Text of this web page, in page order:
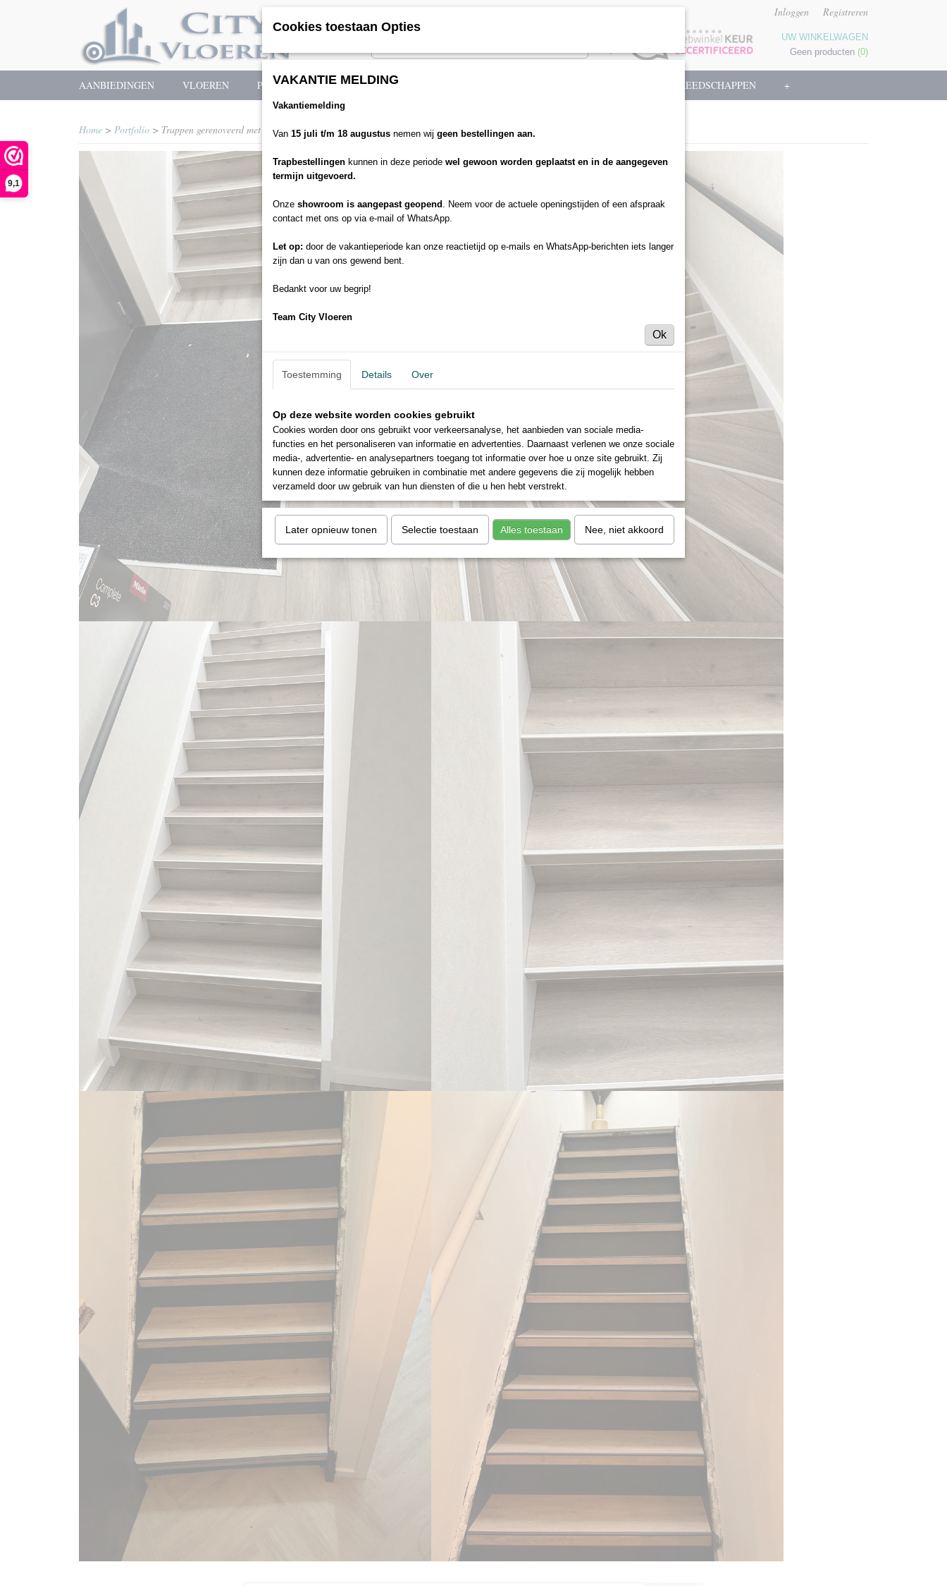
9,1
Inloggen Registreren
UW WINKELWAGEN
Geen producten (0)
AANBIEDINGEN VLOEREN PLINTEN & PROFIELEN TRAP BEKLEDING GEREEDSCHAPPEN +
Home > Portfolio > Trappen gerenoveerd met PVC
Cookies toestaan Opties
VAKANTIE MELDING
Vakantiemelding
Van 15 juli t/m 18 augustus nemen wij geen bestellingen aan.
Trapbestellingen kunnen in deze periode wel gewoon worden geplaatst en in de aangegeven
termijn uitgevoerd.
Onze showroom is aangepast geopend . Neem voor de actuele openingstijden of een afspraak
contact met ons op via e-mail of WhatsApp.
Let op: door de vakantieperiode kan onze reactietijd op e-mails en WhatsApp-berichten iets langer
zijn dan u van ons gewend bent.
Bedankt voor uw begrip!
Team City Vloeren
Ok
Toestemming Details Over
Op deze website worden cookies gebruikt
Cookies worden door ons gebruikt voor verkeersanalyse, het aanbieden van sociale media-
functies en het personaliseren van informatie en advertenties. Daarnaast verlenen we onze sociale
media-, advertentie- en analysepartners toegang tot informatie over hoe u onze site gebruikt. Zij
kunnen deze informatie gebruiken in combinatie met andere gegevens die zij mogelijk hebben
verzameld door uw gebruik van hun diensten of die u hen hebt verstrekt.
Later opnieuw tonen Selectie toestaan Alles toestaan Nee, niet akkoord